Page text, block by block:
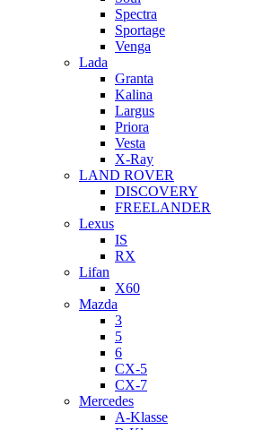
Spectra
Sportage
Venga
Lada
Granta
Kalina
Largus
Priora
Vesta
X-Ray
LAND ROVER
DISCOVERY
FREELANDER
Lexus
IS
RX
Lifan
X60
Mazda
3
5
6
CX-5
CX-7
Mercedes
A-Klasse